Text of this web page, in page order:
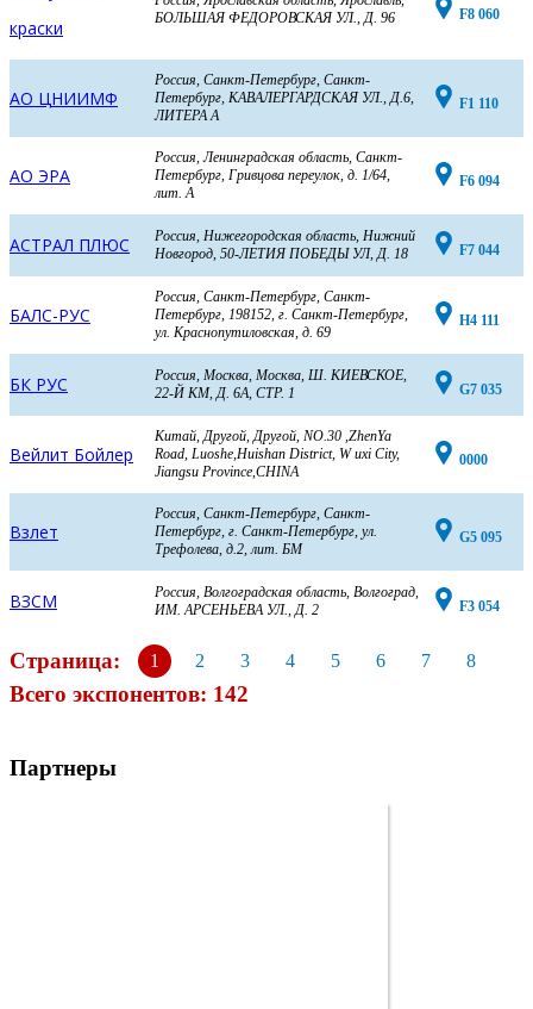
краски
БОЛЬШАЯ ФЕДОРОВСКАЯ УЛ., Д. 96
F8 060
АО ЦНИИМФ
Россия, Санкт-Петербург, Санкт-
Петербург, КАВАЛЕРГАРДСКАЯ УЛ., Д.6,
ЛИТЕРА А
F1 110
АО ЭРА
Россия, Ленинградская область, Санкт-
Петербург, Гривцова переулок, д. 1/64,
лит. А
F6 094
АСТРАЛ ПЛЮС
Россия, Нижегородская область, Нижний
Новгород, 50-ЛЕТИЯ ПОБЕДЫ УЛ, Д. 18
F7 044
БАЛС-РУС
Россия, Санкт-Петербург, Санкт-
Петербург, 198152, г. Санкт-Петербург,
ул. Краснопутиловская, д. 69
H4 111
БК РУС
Россия, Москва, Москва, Ш. КИЕВСКОЕ,
22-Й КМ, Д. 6А, СТР. 1
G7 035
Вейлит Бойлер
Китай, Другой, Другой, NO.30 ,ZhenYa
Road, Luoshe,Huishan District, W uxi City,
Jiangsu Province,CHINA
0000
Взлет
Россия, Санкт-Петербург, Санкт-
Петербург, г. Санкт-Петербург, ул.
Трефолева, д.2, лит. БМ
G5 095
ВЗСМ
Россия, Волгоградская область, Волгоград,
ИМ. АРСЕНЬЕВА УЛ., Д. 2
F3 054
Страница: 1 2 3 4 5 6 7 8
Всего экспонентов: 142
Партнеры